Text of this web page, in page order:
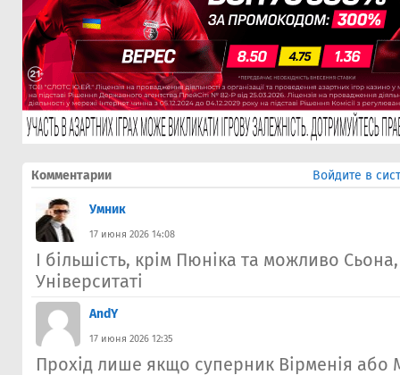
Комментарии Войдите в
Умник
17 июня 2026 14:08
І більшість, крім Пюніка та можливо
Університаті
AndY
17 июня 2026 12:35
Прохід лише якщо суперник Вірменія або